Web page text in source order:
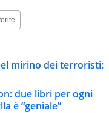
mirino dei terroristi:
due libri per ogni
è “geniale”